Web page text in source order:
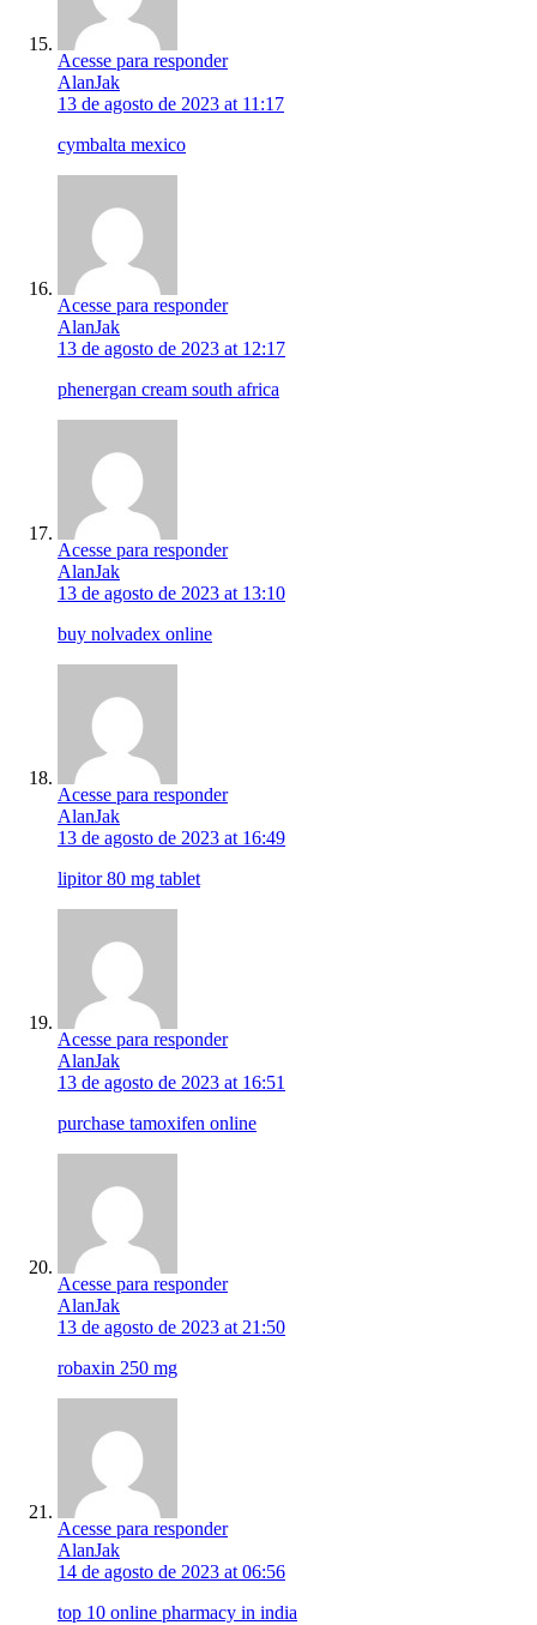
Acesse para responder
AlanJak
13 de agosto de 2023 at 11:17
cymbalta mexico
Acesse para responder
AlanJak
13 de agosto de 2023 at 12:17
phenergan cream south africa
Acesse para responder
AlanJak
13 de agosto de 2023 at 13:10
buy nolvadex online
Acesse para responder
AlanJak
13 de agosto de 2023 at 16:49
lipitor 80 mg tablet
Acesse para responder
AlanJak
13 de agosto de 2023 at 16:51
purchase tamoxifen online
Acesse para responder
AlanJak
13 de agosto de 2023 at 21:50
robaxin 250 mg
Acesse para responder
AlanJak
14 de agosto de 2023 at 06:56
top 10 online pharmacy in india